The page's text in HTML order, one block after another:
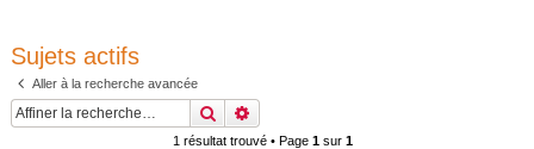
Sujets actifs
Aller à la recherche avancée
Rechercher
1 résultat trouvé • Page 1sur 1